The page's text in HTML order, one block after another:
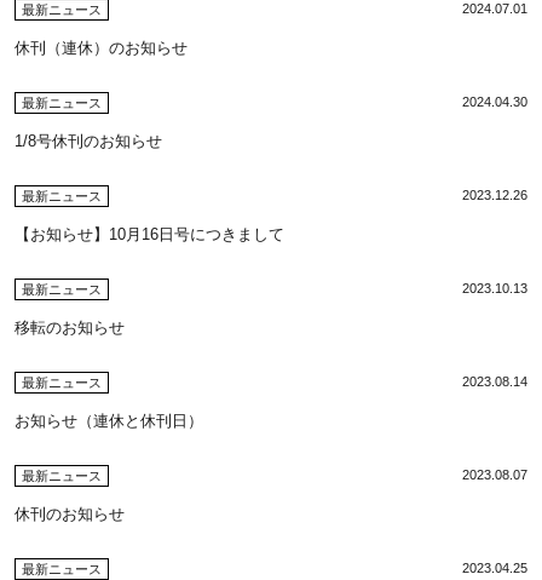
最新ニュース 2024.07.01
休刊（連休）のお知らせ
最新ニュース 2024.04.30
1/8号休刊のお知らせ
最新ニュース 2023.12.26
【お知らせ】10月16日号につきまして
最新ニュース 2023.10.13
移転のお知らせ
最新ニュース 2023.08.14
お知らせ（連休と休刊日）
最新ニュース 2023.08.07
休刊のお知らせ
最新ニュース 2023.04.25